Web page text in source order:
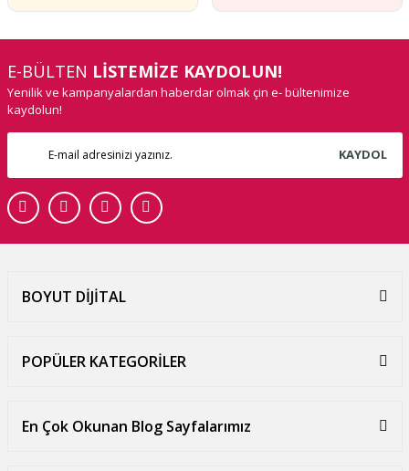
E-BÜLTEN LİSTEMİZE KAYDOLUN!
Yenilik ve kampanyalardan haberdar olmak çin e- bültenimize
kaydolun!
KAYDOL
BOYUT DİJİTAL
POPÜLER KATEGORİLER
En Çok Okunan Blog Sayfalarımız